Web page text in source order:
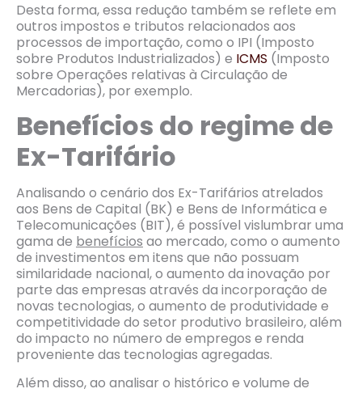
Desta forma, essa redução também se reflete em
outros impostos e tributos relacionados aos
processos de importação, como o IPI (Imposto
sobre Produtos Industrializados) e ICMS (Imposto
sobre Operações relativas à Circulação de
Mercadorias), por exemplo.
Benefícios do regime de
Ex-Tarifário
Analisando o cenário dos Ex-Tarifários atrelados
aos Bens de Capital (BK) e Bens de Informática e
Telecomunicações (BIT), é possível vislumbrar uma
gama de benefícios ao mercado, como o aumento
de investimentos em itens que não possuam
similaridade nacional, o aumento da inovação por
parte das empresas através da incorporação de
novas tecnologias, o aumento de produtividade e
competitividade do setor produtivo brasileiro, além
do impacto no número de empregos e renda
proveniente das tecnologias agregadas.
Além disso, ao analisar o histórico e volume de